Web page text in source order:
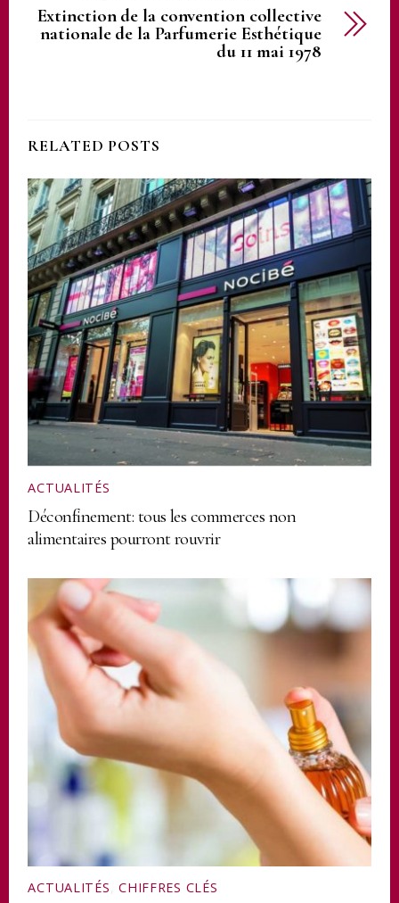
Extinction de la convention collective
nationale de la Parfumerie Esthétique
du 11 mai 1978
RELATED POSTS
ACTUALITÉS
Déconfinement: tous les commerces non
alimentaires pourront rouvrir
ACTUALITÉS ,CHIFFRES CLÉS